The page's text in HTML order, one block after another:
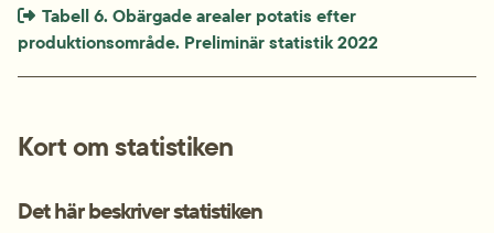
Extern länk som öppnas i nytt fönster eller ny flik.
Tabell 6. Obärgade arealer potatis efter
produktionsområde. Preliminär statistik 2022
Kort om statistiken
Det här beskriver statistiken